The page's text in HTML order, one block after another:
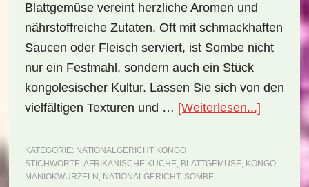
Blattgemüse vereint herzliche Aromen und
nährstoffreiche Zutaten. Oft mit schmackhaften
Saucen oder Fleisch serviert, ist Sombe nicht
nur ein Festmahl, sondern auch ein Stück
kongolesischer Kultur. Lassen Sie sich von den
vielfältigen Texturen und … [Weiterlesen...]
(Rezept)
KATEGORIE: NATIONALGERICHT KONGO
STICHWORTE: AFRIKANISCHE KÜCHE, BLATTGEMÜSE, KONGO,
MANIOKWURZELN , NATIONALGERICHT, SOMBE